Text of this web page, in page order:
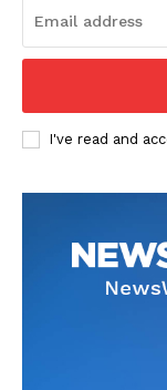
I've read and